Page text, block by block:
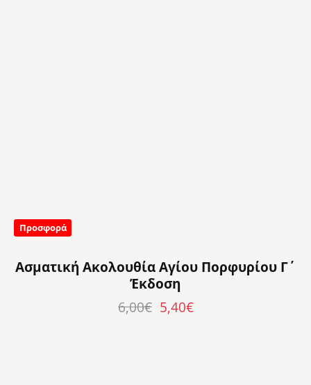
Προσφορά
Ασματική Ακολουθία Αγίου Πορφυρίου Γ΄
Έκδοση
6,00€ 5,40€